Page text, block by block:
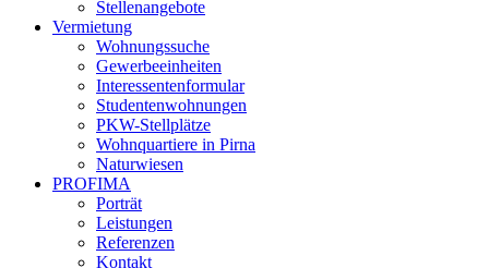
Stellenangebote
Vermietung
Wohnungssuche
Gewerbeeinheiten
Interessentenformular
Studentenwohnungen
PKW-Stellplätze
Wohnquartiere in Pirna
Naturwiesen
PROFIMA
Porträt
Leistungen
Referenzen
Kontakt